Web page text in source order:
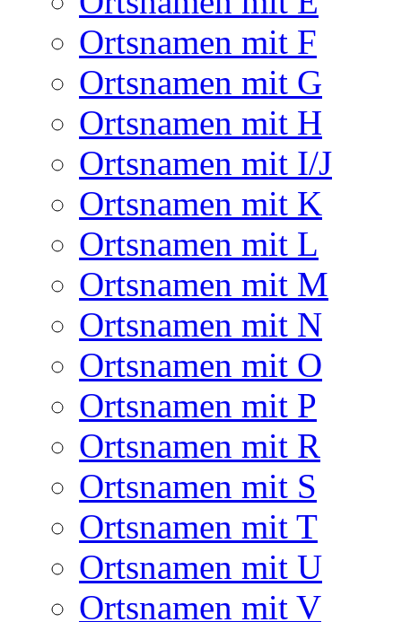
Ortsnamen mit F
Ortsnamen mit G
Ortsnamen mit H
Ortsnamen mit I/J
Ortsnamen mit K
Ortsnamen mit L
Ortsnamen mit M
Ortsnamen mit N
Ortsnamen mit O
Ortsnamen mit P
Ortsnamen mit R
Ortsnamen mit S
Ortsnamen mit T
Ortsnamen mit U
Ortsnamen mit V